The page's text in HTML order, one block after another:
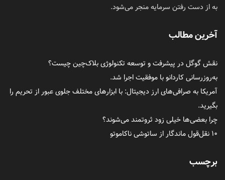
به از دست رفتن سرمایه منجر می‌شود.
آخرین مطالب
نقش گوگل در پیشرفت و توسعه تکنولوژی بلاک‌چین چیست؟
به‌روزرسانی کاردانو با موفقیت اجرا شد.
آمریکا به صرافی‌های ارز دیجیتال: با ابزارهای مختلف جلوی عبور از تحریم را
بگیرید.
چرا بعضی‌ها خیلی زود ثروتمند می‌شوند؟
۱۰ نقل‌قول ماندگار از ساتوشی ناکاموتو
برچسب